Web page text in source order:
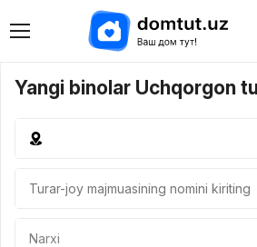
Yangi binolar Uchqorgon
Narxi